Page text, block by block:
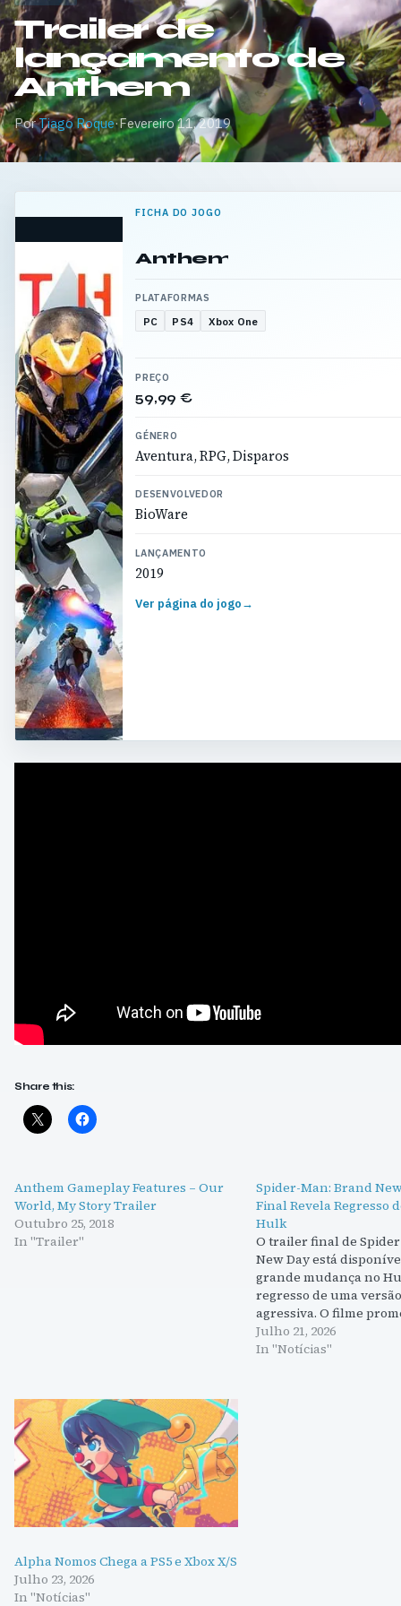
Trailer de
lançamento de
Anthem
PorTiago Roque·Fevereiro 11, 2019
FICHA DO JOGO
Anthem
PLATAFORMAS
PC PS4 Xbox One
PREÇO
59,99 €
GÉNERO
Aventura, RPG, Disparos
DESENVOLVEDOR
BioWare
LANÇAMENTO
2019
Ver página do jogo→
Share this:
Anthem Gameplay Features – Our
World, My Story Trailer
Outubro 25, 2018
In "Trailer"
Spider-Man: Brand
Final Revela Regresso
Hulk
O trailer final de
New Day está
grande mudança no
regresso de uma
agressiva. O filme
emocionante, com
Men.
Julho 21, 2026
In "Notícias"
Alpha Nomos Chega a PS5 e Xbox X/S
Julho 23, 2026
In "Notícias"